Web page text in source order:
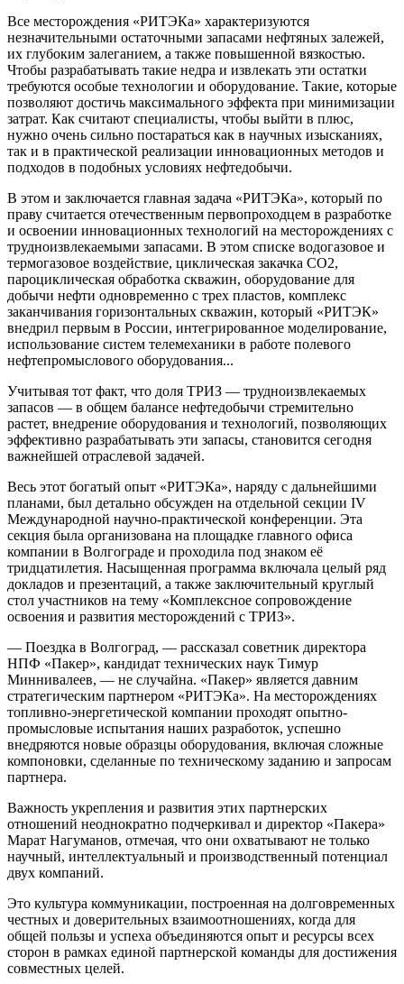
Все месторождения «РИТЭКа» характеризуются
незначительными остаточными запасами нефтяных залежей,
их глубоким залеганием, а также повышенной вязкостью.
Чтобы разрабатывать такие недра и извлекать эти остатки
требуются особые технологии и оборудование. Такие, которые
позволяют достичь максимального эффекта при минимизации
затрат. Как считают специалисты, чтобы выйти в плюс,
нужно очень сильно постараться как в научных изысканиях,
так и в практической реализации инновационных методов и
подходов в подобных условиях нефтедобычи.
В этом и заключается главная задача «РИТЭКа», который по
праву считается отечественным первопроходцем в разработке
и освоении инновационных технологий на месторождениях с
трудноизвлекаемыми запасами. В этом списке водогазовое и
термогазовое воздействие, циклическая закачка СО2,
пароциклическая обработка скважин, оборудование для
добычи нефти одновременно с трех пластов, комплекс
заканчивания горизонтальных скважин, который «РИТЭК»
внедрил первым в России, интегрированное моделирование,
использование систем телемеханики в работе полевого
нефтепромыслового оборудования...
Учитывая тот факт, что доля ТРИЗ — трудноизвлекаемых
запасов — в общем балансе нефтедобычи стремительно
растет, внедрение оборудования и технологий, позволяющих
эффективно разрабатывать эти запасы, становится сегодня
важнейшей отраслевой задачей.
Весь этот богатый опыт «РИТЭКа», наряду с дальнейшими
планами, был детально обсужден на отдельной секции IV
Международной научно-практической конференции. Эта
секция была организована на площадке главного офиса
компании в Волгограде и проходила под знаком её
тридцатилетия. Насыщенная программа включала целый ряд
докладов и презентаций, а также заключительный круглый
стол участников на тему «Комплексное сопровождение
освоения и развития месторождений с ТРИЗ».
— Поездка в Волгоград, — рассказал советник директора
НПФ «Пакер», кандидат технических наук Тимур
Миннивалеев, — не случайна. «Пакер» является давним
стратегическим партнером «РИТЭКа». На месторождениях
топливно-энергетической компании проходят опытно-
промысловые испытания наших разработок, успешно
внедряются новые образцы оборудования, включая сложные
компоновки, сделанные по техническому заданию и запросам
партнера.
Важность укрепления и развития этих партнерских
отношений неоднократно подчеркивал и директор «Пакера»
Марат Нагуманов, отмечая, что они охватывают не только
научный, интеллектуальный и производственный потенциал
двух компаний.
Это культура коммуникации, построенная на долговременных
честных и доверительных взаимоотношениях, когда для
общей пользы и успеха объединяются опыт и ресурсы всех
сторон в рамках единой партнерской команды для достижения
совместных целей.